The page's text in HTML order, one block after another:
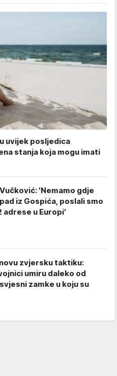
uvijek posljedica
stanja koja mogu imati
'Nemamo gdje
iz Gospića, poslali smo
adrese u Europi'
zvjersku taktiku:
umiru daleko od
zamke u koju su